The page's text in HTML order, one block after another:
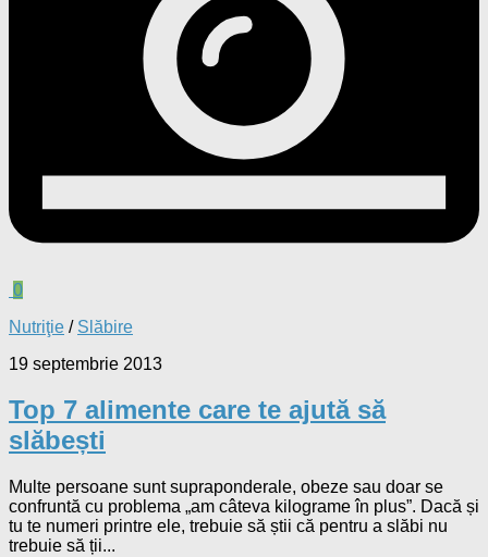
0
Nutriţie / Slăbire
19 septembrie 2013
Top 7 alimente care te ajută să
slăbești
Multe persoane sunt supraponderale, obeze sau doar se
confruntă cu problema „am câteva kilograme în plus”. Dacă și
tu te numeri printre ele, trebuie să știi că pentru a slăbi nu
trebuie să ții...